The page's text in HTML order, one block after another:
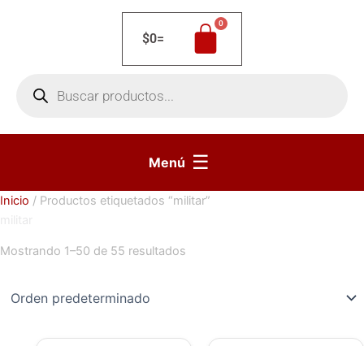
$0=
productos
Menú ☰
Inicio / Productos etiquetados “militar”
Mostrando 1–50 de 55 resultados